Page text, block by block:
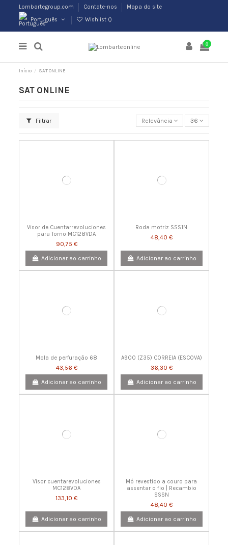
Lombartegroup.com Contate-nos
Mapa do site
Português
Wishlist ()
0
Início SAT ONLINE
SAT ONLINE
Filtrar Relevância 36
Visor de Cuentarrevoluciones
para Torno MC128VDA
90,75 €
Adicionar ao carrinho
Roda motriz SSS1N
48,40 €
Adicionar ao carrinho
Mola de perfuração 68
43,56 €
Adicionar ao carrinho
A900 (Z35) CORREIA (ESCOVA)
36,30 €
Adicionar ao carrinho
Visor cuentarevoluciones
MC128VDA
133,10 €
Adicionar ao carrinho
Mó revestido a couro para
assentar o fio | Recambio
SSSN
48,40 €
Adicionar ao carrinho